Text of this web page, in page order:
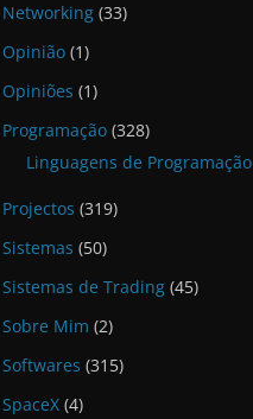
Networking (33)
Opinião (1)
Opiniões (1)
Programação (328)
Linguagens de Programação
Projectos (319)
Sistemas (50)
Sistemas de Trading (45)
Sobre Mim (2)
Softwares (315)
SpaceX (4)